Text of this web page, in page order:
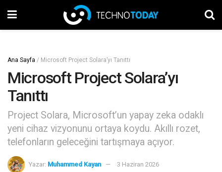
Ana Sayfa / Microsoft Project Solara’yı Tanıttı
Microsoft Project Solara’yı
Tanıttı
Project Solara, Microsoft’un yapay zeka odaklı
yeni cihaz vizyonunu ortaya koydu. Akıllı rozet,
telefonların geleceğini tartışmaya açıyor.
Yazar: Muhammed Kayan 3 Haziran 2026